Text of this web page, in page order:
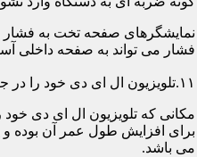
نمایشگرهای صفحه تخت به
فشار می تواند به صفحه داخلی
۱۱.تلویزیون ال ای دی خود را در جای مناسب قرار دهید
مکانی که تلویزیون ال ای دی
برای افزایش طول عمر آن بوده و
می باشد.